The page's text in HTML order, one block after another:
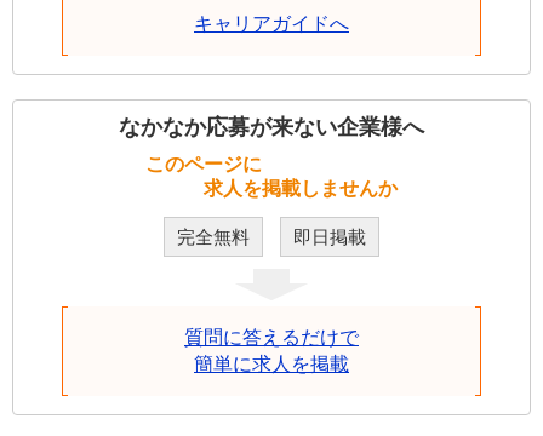
キャリアガイドへ
なかなか応募が来ない企業様へ
このページに
求人を掲載しませんか
完全無料 即日掲載
質問に答えるだけで
簡単に求人を掲載